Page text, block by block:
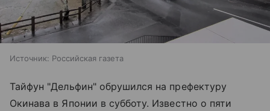
Источник: Российская газета
Тайфун "Дельфин" обрушился на префектуру
Окинава в Японии в субботу. Известно о пяти